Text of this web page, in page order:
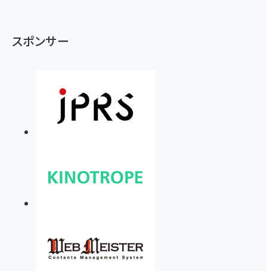
スポンサー